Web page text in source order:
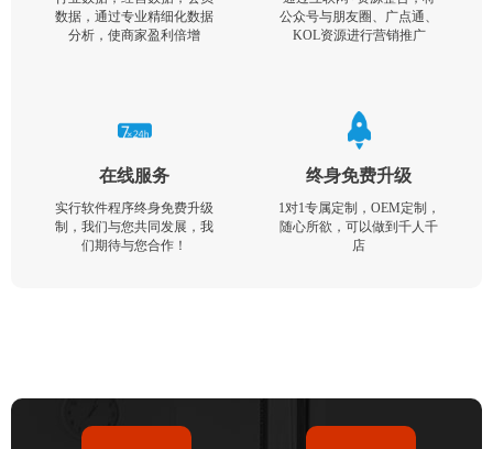
数据，通过专业精细化数据
分析，使商家盈利倍增
公众号与朋友圈、广点通、
KOL资源进行营销推广
在线服务
实行软件程序终身免费升级
制，我们与您共同发展，我
们期待与您合作！
终身免费升级
1对1专属定制，OEM定制，
随心所欲，可以做到千人千
店